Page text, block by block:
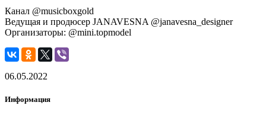
Канал @musicboxgold
Ведущая и продюсер JANAVESNA @janavesna_designer
Организаторы: @mini.topmodel
06.05.2022
Информация